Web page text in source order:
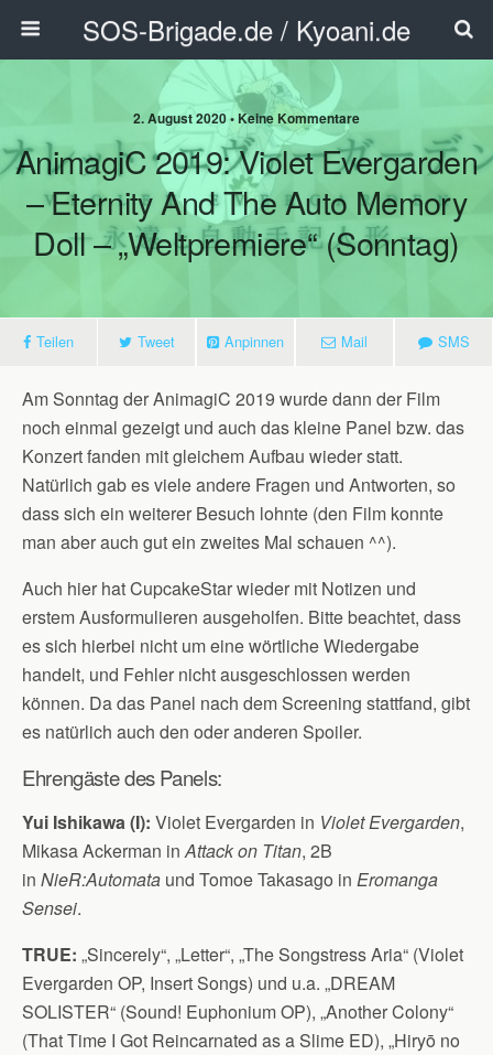
SOS-Brigade.de / Kyoani.de
2. August 2020 • Keine Kommentare
AnimagiC 2019: Violet Evergarden
– Eternity And The Auto Memory
Doll – „Weltpremiere“ (Sonntag)
Teilen Tweet Anpinnen Mail SMS
Am Sonntag der AnimagiC 2019 wurde dann der Film
noch einmal gezeigt und auch das kleine Panel bzw. das
Konzert fanden mit gleichem Aufbau wieder statt.
Natürlich gab es viele andere Fragen und Antworten, so
dass sich ein weiterer Besuch lohnte (den Film konnte
man aber auch gut ein zweites Mal schauen ^^).
Auch hier hat CupcakeStar wieder mit Notizen und
erstem Ausformulieren ausgeholfen. Bitte beachtet, dass
es sich hierbei nicht um eine wörtliche Wiedergabe
handelt, und Fehler nicht ausgeschlossen werden
können. Da das Panel nach dem Screening stattfand, gibt
es natürlich auch den oder anderen Spoiler.
Ehrengäste des Panels:
Yui Ishikawa (I): Violet Evergarden in Violet Evergarden,
Mikasa Ackerman inAttack on Titan, 2B
in NieR:Automata und Tomoe Takasago in Eromanga
Sensei.
TRUE: „Sincerely“, „Letter“, „The Songstress Aria“ (Violet
Evergarden OP, Insert Songs) und u.a. „DREAM
SOLISTER“ (Sound! Euphonium OP), „Another Colony“
(That Time I Got Reincarnated as a Slime ED), „Hiryō no